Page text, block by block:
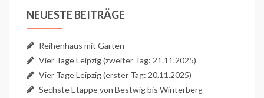
NEUESTE BEITRÄGE
Reihenhaus mit Garten
Vier Tage Leipzig (zweiter Tag: 21.11.2025)
Vier Tage Leipzig (erster Tag: 20.11.2025)
Sechste Etappe von Bestwig bis Winterberg